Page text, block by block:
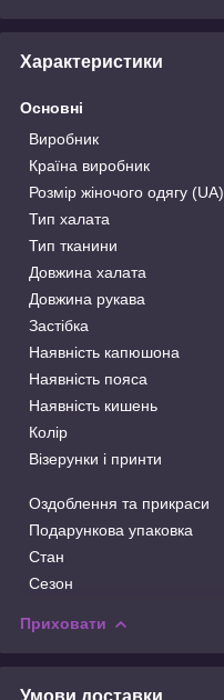
Характеристики
Основні
Виробник
Країна виробник
Розмір жіночого одягу (UA)
Тип халата
Тип тканини
Довжина халата
Довжина рукава
Застібка
Наявність капюшона
Наявність пояса
Наявність кишень
Колір
Візерунки і принти
Оздоблення та прикраси
Подарункова упаковка
Стан
Сезон
Приховати
Умови доставки